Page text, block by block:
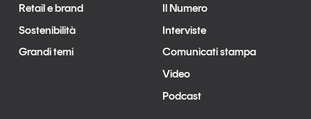
Retail e brand
Sostenibilità
Grandi temi
Il Numero
Interviste
Comunicati stampa
Video
Podcast